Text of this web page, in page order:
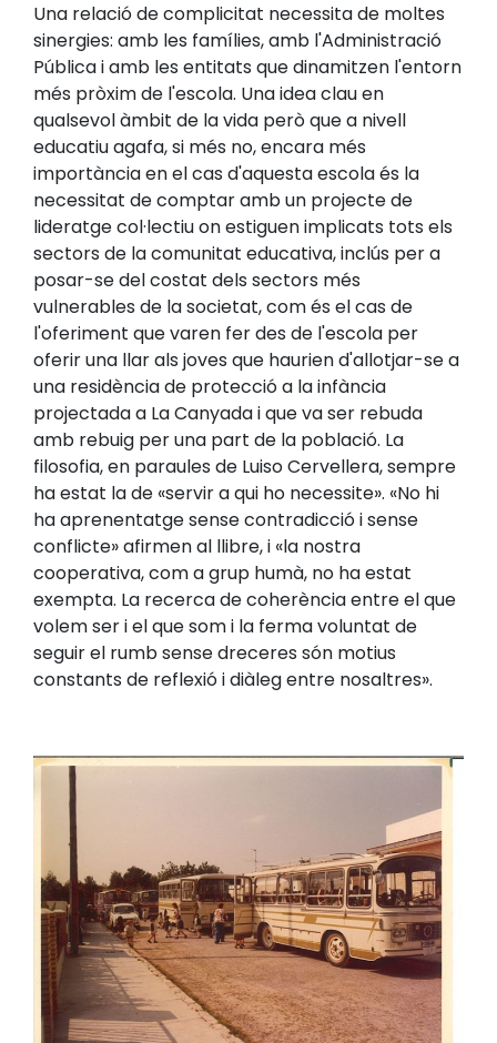
Una relació de complicitat necessita de moltes
sinergies: amb les famílies, amb l'Administració
Pública i amb les entitats que dinamitzen l'entorn
més pròxim de l'escola. Una idea clau en
qualsevol àmbit de la vida però que a nivell
educatiu agafa, si més no, encara més
importància en el cas d'aquesta escola és la
necessitat de comptar amb un projecte de
lideratge col·lectiu on estiguen implicats tots els
sectors de la comunitat educativa, inclús per a
posar-se del costat dels sectors més
vulnerables de la societat, com és el cas de
l'oferiment que varen fer des de l'escola per
oferir una llar als joves que haurien d'allotjar-se a
una residència de protecció a la infància
projectada a La Canyada i que va ser rebuda
amb rebuig per una part de la població. La
filosofia, en paraules de Luiso Cervellera, sempre
ha estat la de «servir a qui ho necessite». «No hi
ha aprenentatge sense contradicció i sense
conflicte» afirmen al llibre, i «la nostra
cooperativa, com a grup humà, no ha estat
exempta. La recerca de coherència entre el que
volem ser i el que som i la ferma voluntat de
seguir el rumb sense dreceres són motius
constants de reflexió i diàleg entre nosaltres».